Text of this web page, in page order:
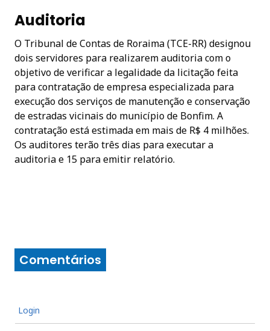
Auditoria
O Tribunal de Contas de Roraima (TCE-RR) designou
dois servidores para realizarem auditoria com o
objetivo de verificar a legalidade da licitação feita
para contratação de empresa especializada para
execução dos serviços de manutenção e conservação
de estradas vicinais do município de Bonfim. A
contratação está estimada em mais de R$ 4 milhões.
Os auditores terão três dias para executar a
auditoria e 15 para emitir relatório.
Comentários
Login